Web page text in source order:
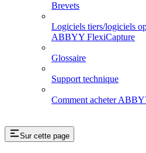
Brevets
Logiciels tiers/logiciels
ABBYY FlexiCapture
Glossaire
Support technique
Comment acheter
Sur cette page